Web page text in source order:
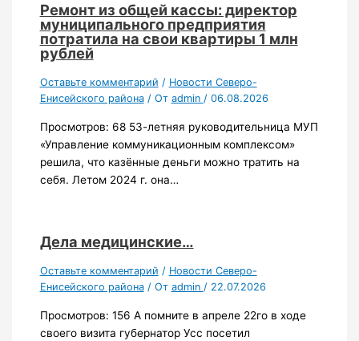
Ремонт из общей кассы: директор
муниципального предприятия
потратила на свои квартиры 1 млн
рублей
Оставьте комментарий / Новости Северо-
Енисейского района/ От admin / 06.08.2026
Просмотров: 68 53-летняя руководительница МУП
«Управление коммуникационным комплексом»
решила, что казённые деньги можно тратить на
себя. Летом 2024 г. она…
Дела медицинские…
Оставьте комментарий / Новости Северо-
Енисейского района/ От admin / 22.07.2026
Просмотров: 156 А помните в апреле 22го в ходе
своего визита губернатор Усс посетил